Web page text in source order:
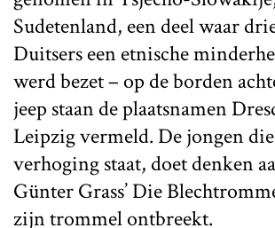
Sudetenland, een deel waar
Duitsers een etnische
werd bezet – op de borden
jeep staan de plaatsnamen
Leipzig vermeld. De jongen
verhoging staat, doet denken
Günter Grass’ Die
zijn trommel ontbreekt.